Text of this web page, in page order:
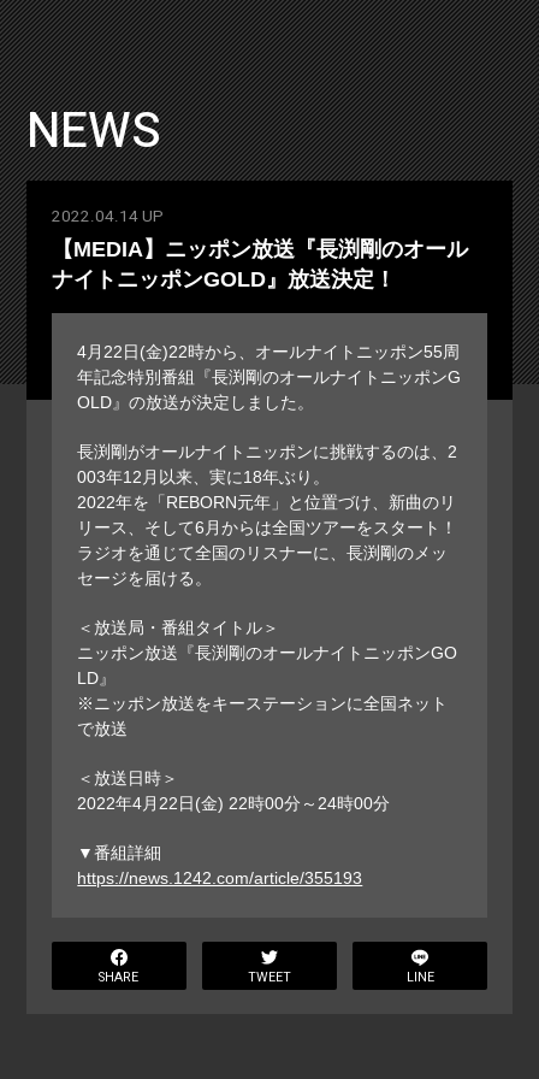
NEWS
2022.04.14 UP
【MEDIA】ニッポン放送『長渕剛のオール
ナイトニッポンGOLD』放送決定！
4月22日(金)22時から、オールナイトニッポン55周
年記念特別番組『長渕剛のオールナイトニッポンG
OLD』の放送が決定しました。
長渕剛がオールナイトニッポンに挑戦するのは、2
003年12月以来、実に18年ぶり。
2022年を「REBORN元年」と位置づけ、新曲のリ
リース、そして6月からは全国ツアーをスタート！
ラジオを通じて全国のリスナーに、長渕剛のメッ
セージを届ける。
＜放送局・番組タイトル＞
ニッポン放送『長渕剛のオールナイトニッポンGO
LD』
※ニッポン放送をキーステーションに全国ネット
で放送
＜放送日時＞
2022年4月22日(金) 22時00分～24時00分
▼番組詳細
https://news.1242.com/article/355193
SHARE TWEET LINE